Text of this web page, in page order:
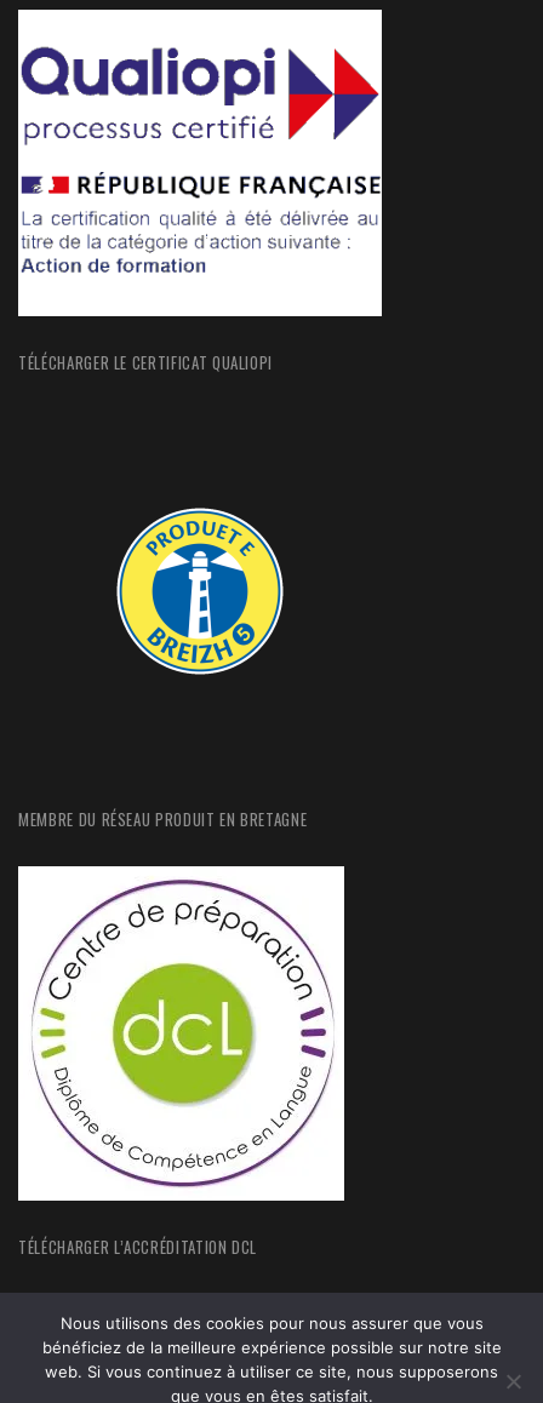
TÉLÉCHARGER LE CERTIFICAT QUALIOPI
MEMBRE DU RÉSEAU PRODUIT EN BRETAGNE
TÉLÉCHARGER L’ACCRÉDITATION DCL
FORMATIONS ACTUALITÉS MENTIONS LEGALES
Nous utilisons des cookies pour nous assurer que vous
bénéficiez de la meilleure expérience possible sur notre site
web. Si vous continuez à utiliser ce site, nous supposerons
que vous en êtes satisfait.